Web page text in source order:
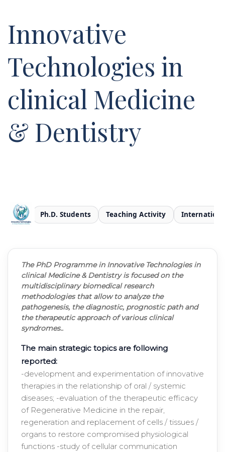
Innovative
Technologies in
clinical Medicine
& Dentistry
Ph.D. Students Teaching Activity
The PhD Programme in Innovative Technologies in
clinical Medicine & Dentistry is focused on the
multidisciplinary biomedical research
methodologies that allow to analyze the
pathogenesis, the diagnostic, prognostic path and
the therapeutic approach of various clinical
syndromes..
The main strategic topics are following
reported:
-development and experimentation of innovative
therapies in the relationship of oral / systemic
diseases; -evaluation of the therapeutic efficacy
of Regenerative Medicine in the repair,
regeneration and replacement of cells / tissues /
organs to restore compromised physiological
functions -study of cellular communication